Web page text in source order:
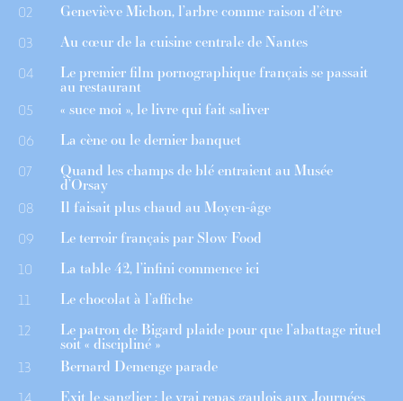
02 Geneviève Michon, l’arbre comme raison d’être
03 Au cœur de la cuisine centrale de Nantes
04 Le premier film pornographique français se passait
au restaurant
05 « suce moi », le livre qui fait saliver
06 La cène ou le dernier banquet
07 Quand les champs de blé entraient au Musée
d’Orsay
08 Il faisait plus chaud au Moyen-âge
09 Le terroir français par Slow Food
10 La table 42, l’infini commence ici
11 Le chocolat à l’affiche
12 Le patron de Bigard plaide pour que l’abattage rituel
soit « discipliné »
13 Bernard Demenge parade
14